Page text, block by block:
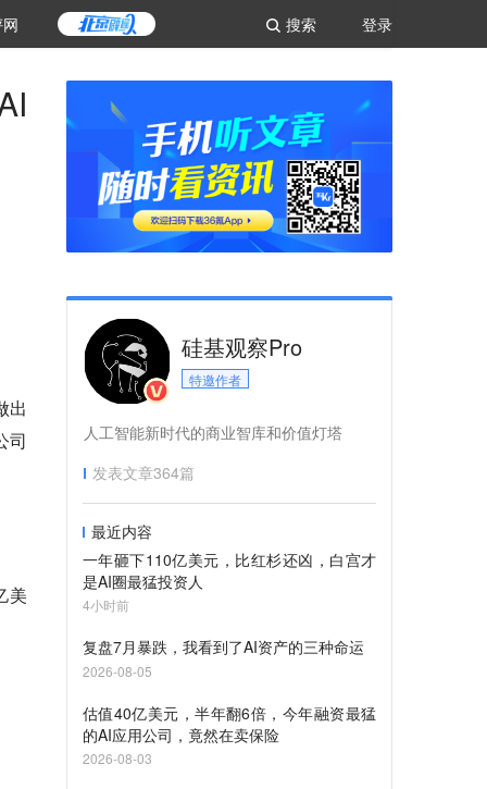
登录
搜索
出
司
美
硅基观察Pro
特邀作者
人工智能新时代的商业智库和价值灯塔
发表文章364篇
最近内容
一年砸下110亿美元，比红杉还凶，白宫才
是AI圈最猛投资人
4小时前
复盘7月暴跌，我看到了AI资产的三种命运
2026-08-05
估值40亿美元，半年翻6倍，今年融资最猛
的AI应用公司，竟然在卖保险
2026-08-03